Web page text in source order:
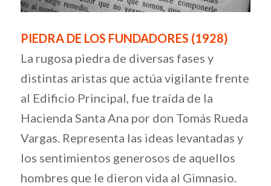
PIEDRA DE LOS FUNDADORES (1928)
La rugosa piedra de diversas fases y
distintas aristas que actúa vigilante frente
al Edificio Principal, fue traída de la
Hacienda Santa Ana por don Tomás Rueda
Vargas. Representa las ideas levantadas y
los sentimientos generosos de aquellos
hombres que le dieron vida al Gimnasio.